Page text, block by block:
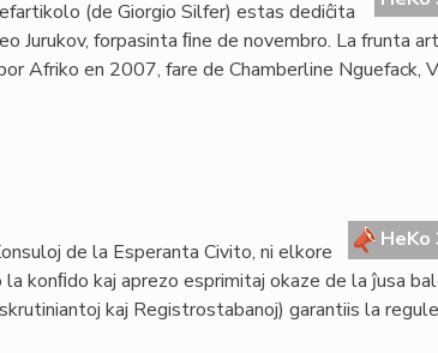
(de Giorgio Silfer) estas dediĉita
Jurukov, forpasinta ﬁne de novembro. La frunta
Afriko en 2007, fare de Chamberline Nguefack,
HeKo
de la Esperanta Civito, ni elkore
konﬁdo kaj aprezo esprimitaj okaze de la ĵusa
kaj Registrostabanoj) garantiis la